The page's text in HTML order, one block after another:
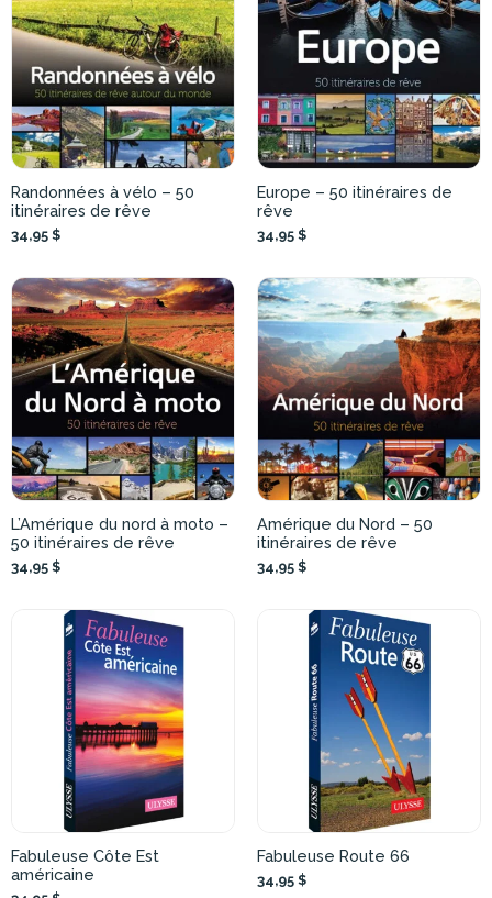
Randonnées à vélo – 50
itinéraires de rêve
34,95 $
Europe – 50 itinéraires de
rêve
34,95 $
L’Amérique du nord à moto –
50 itinéraires de rêve
34,95 $
Amérique du Nord – 50
itinéraires de rêve
34,95 $
Fabuleuse Côte Est
américaine
Fabuleuse Route 66
34,95 $